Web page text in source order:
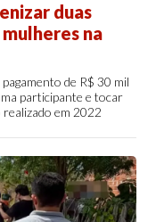
duas
na
de R$ 30 mil
participante e tocar
em 2022